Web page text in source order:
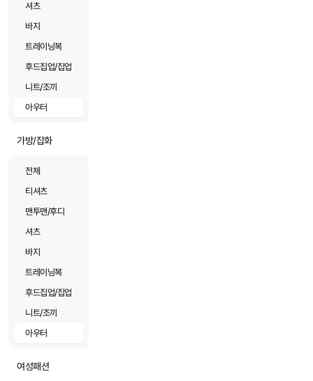
셔츠
바지
트레이닝복
후드집업/집업
니트/조끼
아우터
가방/잡화
전체
티셔츠
맨투맨/후디
셔츠
바지
트레이닝복
후드집업/집업
니트/조끼
아우터
여성패션